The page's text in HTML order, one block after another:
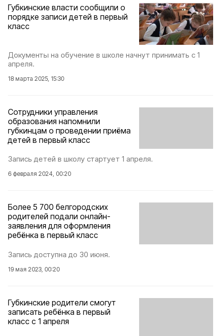
Губкинские власти сообщили о
порядке записи детей в первый
класс
Документы на обучение в школе начнут принимать с 1
апреля.
18 марта 2025, 15:30
Сотрудники управления
образования напомнили
губкинцам о проведении приёма
детей в первый класс
Запись детей в школу стартует 1 апреля.
6 февраля 2024, 00:20
Более 5 700 белгородских
родителей подали онлайн-
заявления для оформления
ребёнка в первый класс
Запись доступна до 30 июня.
19 мая 2023, 00:20
Губкинские родители смогут
записать ребёнка в первый
класс с 1 апреля